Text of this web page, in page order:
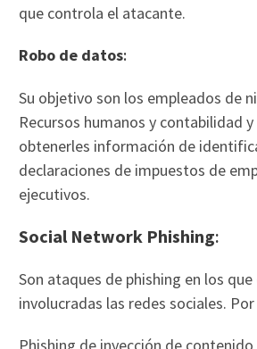
que controla el atacante.
Robo de datos:
Su objetivo son los empleados de
Recursos humanos y contabilidad
obtenerles información de
declaraciones de impuestos de
ejecutivos.
Social Network Phishing:
Son ataques de phishing en los que
involucradas las redes sociales.
Phishing de inyección de